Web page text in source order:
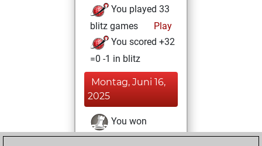
You played 33
blitz games
Play
You scored +32
=0 -1 in blitz
Montag, Juni 16,
2025
You won
against Fritz
Fritz